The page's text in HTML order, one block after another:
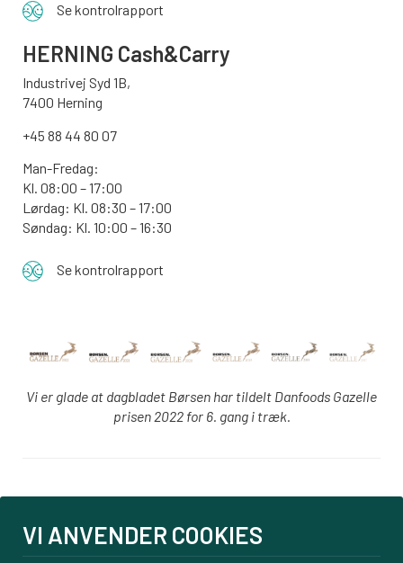
Se kontrolrapport
HERNING Cash&Carry
Industrivej Syd 1B,
7400 Herning
+45 88 44 80 07
Man-Fredag:
Kl. 08:00 – 17:00
Lørdag: Kl. 08:30 – 17:00
Søndag: Kl. 10:00 – 16:30
Se kontrolrapport
Vi er glade at dagbladet Børsen har tildelt Danfoods Gazelle
prisen 2022 for 6. gang i træk.
PBS tilmelding
Om os
VI ANVENDER COOKIES